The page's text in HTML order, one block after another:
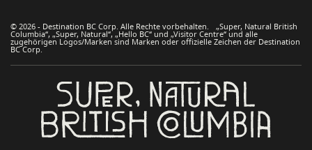
© 2026 - Destination BC Corp. Alle Rechte vorbehalten. „Super, Natural British
Columbia“, „Super, Natural“, „Hello BC“ und „Visitor Centre“ und alle
zugehörigen Logos/Marken sind Marken oder offizielle Zeichen der Destination
BC Corp.